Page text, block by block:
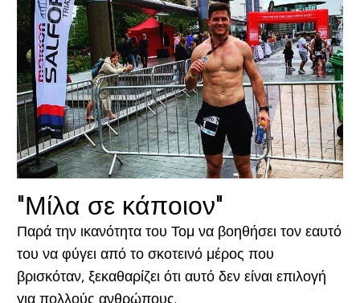
"Μίλα σε κάποιον"
Παρά την ικανότητα του Τομ να βοηθήσει τον εαυτό
του να φύγει από το σκοτεινό μέρος που
βρισκόταν, ξεκαθαρίζει ότι αυτό δεν είναι επιλογή
για πολλούς ανθρώπους.